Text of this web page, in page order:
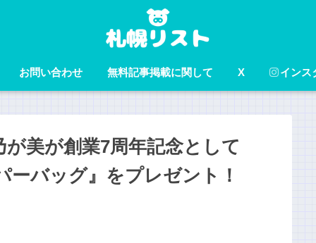
お問い合わせ 無料記事掲載に関して X インス
美が創業7周年記念として
バッグ』をプレゼント！